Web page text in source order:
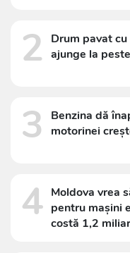
2
Drum pavat
ajunge la
3
Benzina dă
motorinei
4 Moldova vrea
pentru mașini
costă 1,2